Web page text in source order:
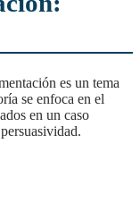
se enfoca en el
en un caso